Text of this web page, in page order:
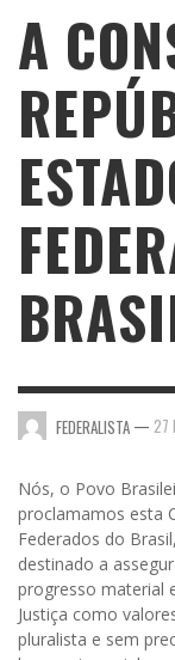
A
FEDERALISTA — 27
Nós, o Povo
proclamamos esta
Federados do
destinado a
progresso material
Justiça como
pluralista e sem